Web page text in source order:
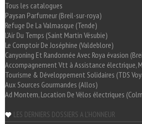
Tous les catalogues
Paysan Parfumeur (Breil-sur-roya)
Refuge De La Valmasque (Tende)
L'Air Du Temps (Saint Martin Vésubie)
Le Comptoir De Joséphine (Valdeblore)
Canyoning Et Randonnée Avec Roya évasion
Accompagnement Vtt à Assistance électrique,
Tourisme & Développement Solidaires (TDS
Aux Sources Gourmandes (Allos)
Ad Montem, Location De Vélos électriques
LES DERNIERS DOSSIERS A L'HONNEUR